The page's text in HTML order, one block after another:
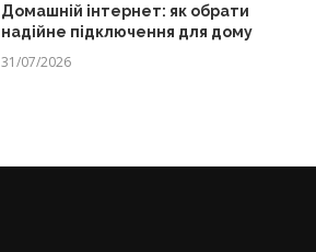
Домашній інтернет: як обрати
надійне підключення для дому
31/07/2026